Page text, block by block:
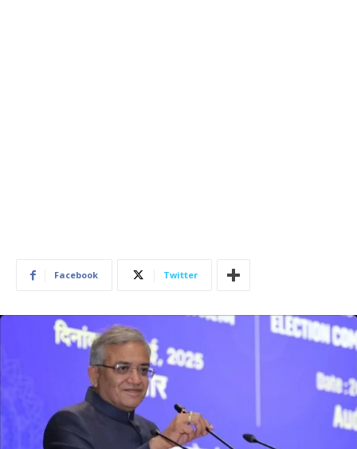
Facebook Twitter